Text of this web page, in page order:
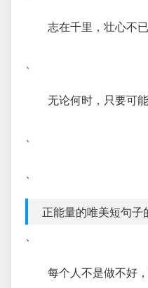
志在千里，壮心不已
、
无论何时，只要可
、
、
正能量的唯美短句子
、
每个人不是做不好